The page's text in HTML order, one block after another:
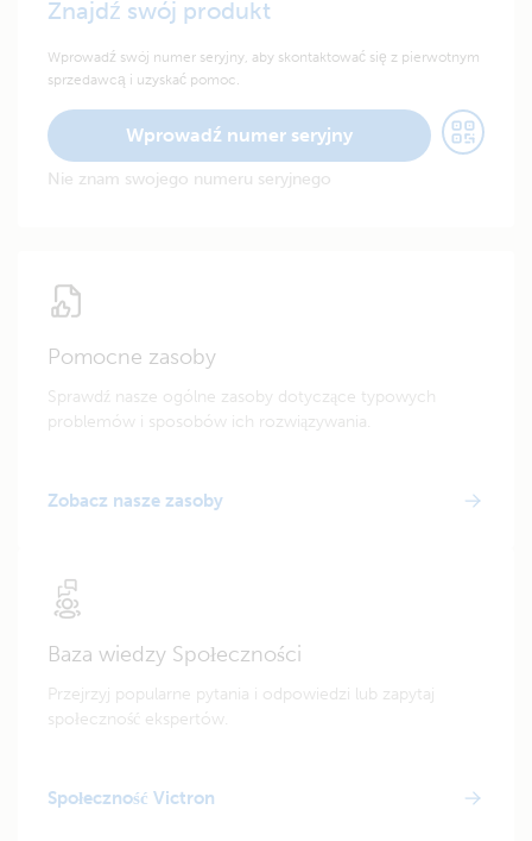
Znajdź swój produkt
Wprowadź swój numer seryjny, aby skontaktować się z pierwotnym
sprzedawcą i uzyskać pomoc.
Wprowadź numer seryjny
Nie znam swojego numeru seryjnego
Pomocne zasoby
Sprawdź nasze ogólne zasoby dotyczące typowych
problemów i sposobów ich rozwiązywania.
Zobacz nasze zasoby
Baza wiedzy Społeczności
Przejrzyj popularne pytania i odpowiedzi lub zapytaj
społeczność ekspertów.
Społeczność Victron